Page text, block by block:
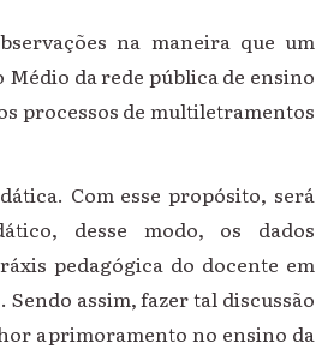
na maneira que um
Médio da rede pública de ensino
processos de multiletramentos
Com esse propósito, será
desse modo, os dados
pedagógica do docente em
assim, fazer tal discussão
aprimoramento no ensino da